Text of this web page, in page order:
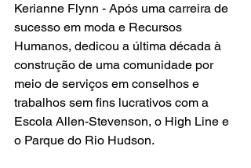
Kerianne Flynn - Após uma carreira de
sucesso em moda e Recursos
Humanos, dedicou a última década à
construção de uma comunidade por
meio de serviços em conselhos e
trabalhos sem fins lucrativos com a
Escola Allen-Stevenson, o High Line e
o Parque do Rio Hudson.